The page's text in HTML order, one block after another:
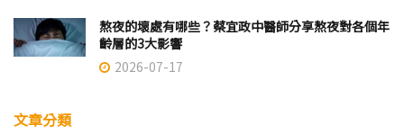
熬夜的壞處有哪些？蔡宜政中醫師分享熬夜對各個年
齡層的3大影響
2026-07-17
文章分類